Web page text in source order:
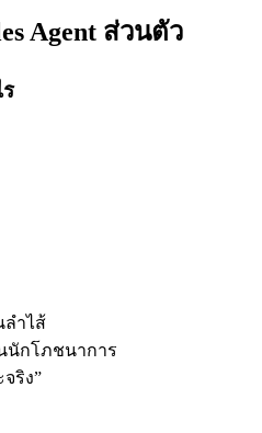
Agent ส่วนตัว
ำไส้
นักโภชนาการ
ริง”